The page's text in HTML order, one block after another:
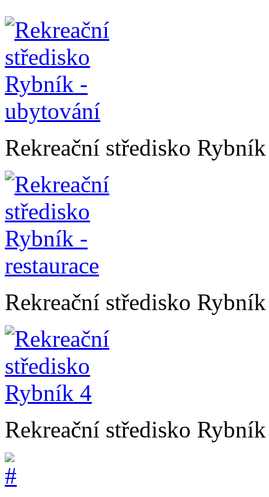
Rekreační středisko
Rekreační středisko Rybník
Rekreační středisko